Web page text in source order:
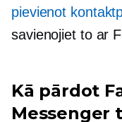
pievienot
savienojiet to ar
Kā pārdot
Messenger